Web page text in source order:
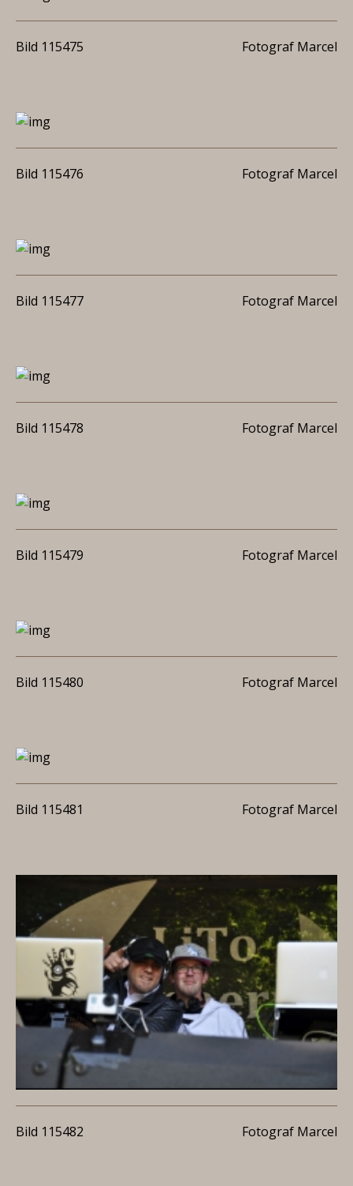
Bild 115475 Fotograf Marcel
Bild 115476 Fotograf Marcel
Bild 115477 Fotograf Marcel
Bild 115478 Fotograf Marcel
Bild 115479 Fotograf Marcel
Bild 115480 Fotograf Marcel
Bild 115481 Fotograf Marcel
Bild 115482 Fotograf Marcel